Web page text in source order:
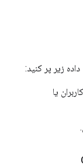
زیر پر کنید:
یا